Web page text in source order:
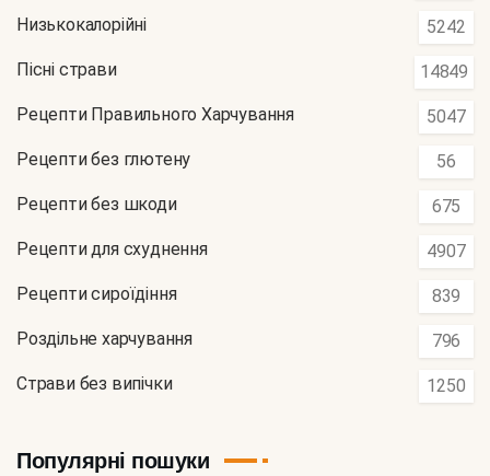
Низькокалорійні 5242
Пісні страви 14849
Рецепти Правильного Харчування 5047
Рецепти без глютену 56
Рецепти без шкоди 675
Рецепти для схуднення 4907
Рецепти сироїдіння 839
Роздільне харчування 796
Страви без випічки 1250
Популярні пошуки